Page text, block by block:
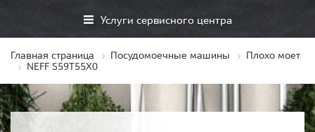
Услуги сервисного центра
Главная страница Посудомоечные машины
Плохо моет
NEFF S59T55X0